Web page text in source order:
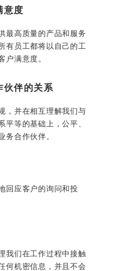
意度
最高质量的产品和服务
有员工都将以自己的工
户满意度。
伙伴的关系
，并在相互理解我们与
平等的基础上，公平、
务合作伙伴。
回应客户的询问和投
我们在工作过程中接触
何机密信息，并且不会